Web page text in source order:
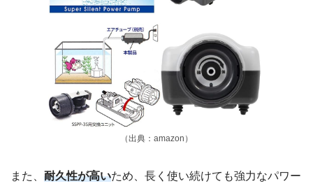
（出典：amazon）
また、 耐久性が高いため、長く使い続けても強力なパワー